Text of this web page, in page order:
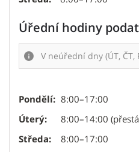
Úřední hodiny
V neúřední dny (ÚT, ČT,
Pondělí: 8:00–17:00
Úterý:
8:00–14:00
Středa:
8:00–17:00